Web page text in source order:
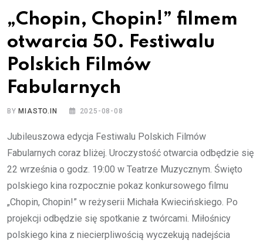
„Chopin, Chopin!” filmem
otwarcia 50. Festiwalu
Polskich Filmów
Fabularnych
BY MIASTO.IN 2025-08-08
Jubileuszowa edycja Festiwalu Polskich Filmów
Fabularnych coraz bliżej. Uroczystość otwarcia odbędzie się
22 września o godz. 19:00 w Teatrze Muzycznym. Święto
polskiego kina rozpocznie pokaz konkursowego filmu
„Chopin, Chopin!” w reżyserii Michała Kwiecińskiego. Po
projekcji odbędzie się spotkanie z twórcami. Miłośnicy
polskiego kina z niecierpliwością wyczekują nadejścia